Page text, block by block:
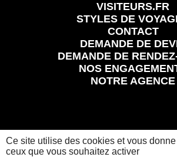
VISITEURS.FR
STYLES DE
CONTACT
DEMANDE DE
DEMANDE DE
NOS
NOTRE AGENCE
Mentions légalesConditions Générales et Particulières de
Visiteurs.fr© 2024 Tous les droits
Ce site utilise des cookies et vous
ceux que vous souhaitez activer